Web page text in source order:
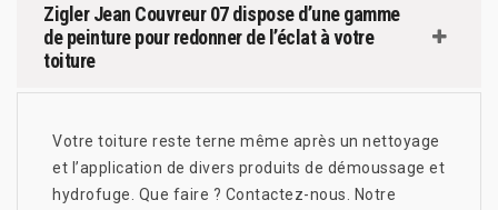
Zigler Jean Couvreur 07 dispose d’une gamme
de peinture pour redonner de l’éclat à votre
toiture
Votre toiture reste terne même après un nettoyage
et l’application de divers produits de démoussage et
hydrofuge. Que faire ? Contactez-nous. Notre